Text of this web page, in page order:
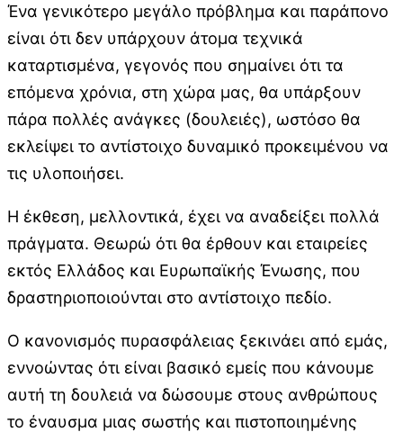
Ένα γενικότερο μεγάλο πρόβλημα και παράπονο
είναι ότι δεν υπάρχουν άτομα τεχνικά
καταρτισμένα, γεγονός που σημαίνει ότι τα
επόμενα χρόνια, στη χώρα μας, θα υπάρξουν
πάρα πολλές ανάγκες (δουλειές), ωστόσο θα
εκλείψει το αντίστοιχο δυναμικό προκειμένου να
τις υλοποιήσει.
Η έκθεση, μελλοντικά, έχει να αναδείξει πολλά
πράγματα. Θεωρώ ότι θα έρθουν και εταιρείες
εκτός Ελλάδος και Ευρωπαϊκής Ένωσης, που
δραστηριοποιούνται στο αντίστοιχο πεδίο.
Ο κανονισμός πυρασφάλειας ξεκινάει από εμάς,
εννοώντας ότι είναι βασικό εμείς που κάνουμε
αυτή τη δουλειά να δώσουμε στους ανθρώπους
το έναυσμα μιας σωστής και πιστοποιημένης